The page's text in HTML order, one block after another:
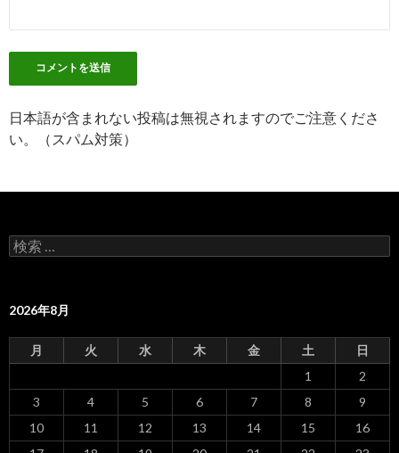
日本語が含まれない投稿は無視されますのでご注意くださ
い。（スパム対策）
検
索
2026年8月
月 火 水 木 金 土
日
1
2
3
4 5 6 7 8
9
10
11 12 13 14 15
16